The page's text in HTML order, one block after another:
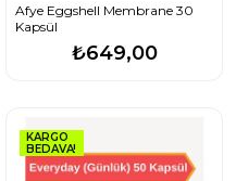
Afye Eggshell Membrane 30
Kapsül
₺649,00
KARGO
BEDAVA!